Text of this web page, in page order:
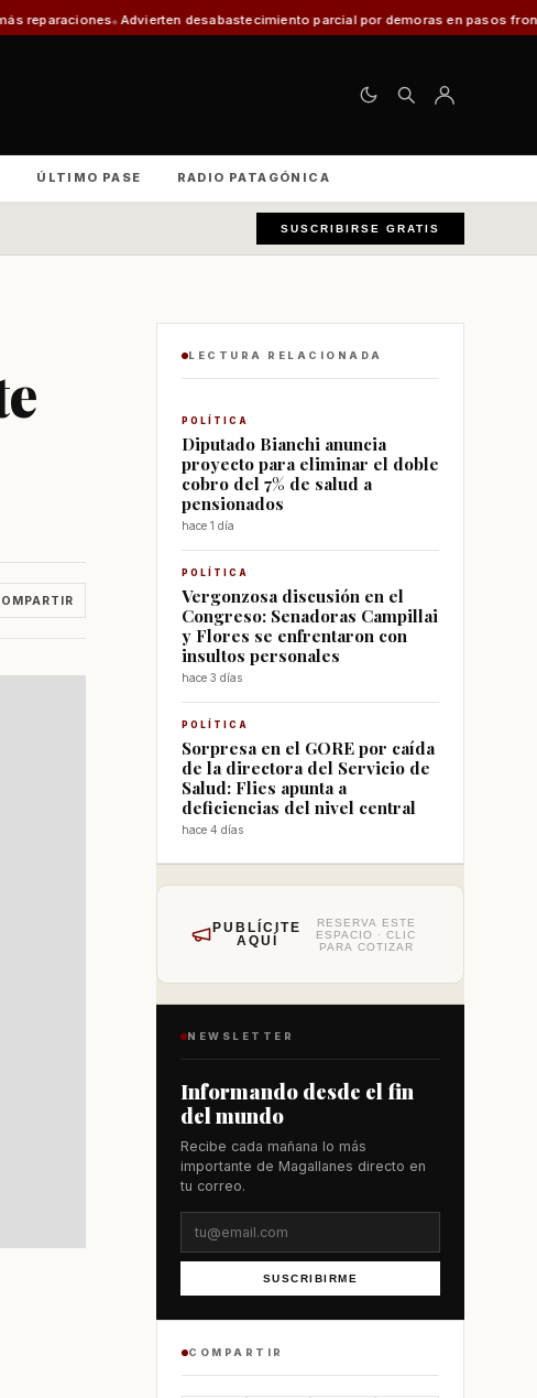
desabastecimiento parcial por demoras en pasos fronterizos y critican
ÚLTIMO PASE RADIO PATAGÓNICA
SUSCRIBIRSE GRATIS
LECTURA RELACIONADA
POLÍTICA
Diputado Bianchi anuncia
proyecto para eliminar el doble
cobro del 7% de salud a
pensionados
hace 1 día
POLÍTICA
Vergonzosa discusión en el
Congreso: Senadoras Campillai
y Flores se enfrentaron con
insultos personales
hace 3 días
POLÍTICA
Sorpresa en el GORE por caída
de la directora del Servicio de
Salud: Flies apunta a
deficiencias del nivel central
hace 4 días
PUBLÍCITE
AQUÍ
RESERVA ESTE
ESPACIO · CLIC
PARA COTIZAR
NEWSLETTER
Informando desde el fin
del mundo
Recibe cada mañana lo más
importante de Magallanes directo en
tu correo.
SUSCRIBIRME
COMPARTIR